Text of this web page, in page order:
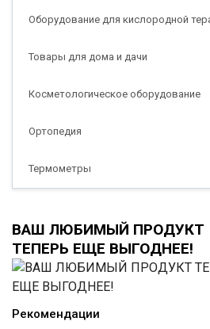
Оборудование для кислородной
Товары для дома и дачи
Косметологическое оборудование
Ортопедия
Термометры
ВАШ ЛЮБИМЫЙ ПРОДУКТ
ТЕПЕРЬ ЕЩЕ ВЫГОДНЕЕ!
Рекомендации